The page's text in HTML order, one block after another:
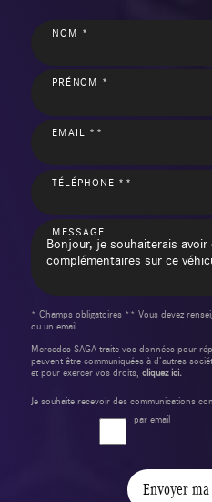
NOM *
PRÉNOM *
EMAIL **
TÉLÉPHONE **
MESSAGE
* Champs obligatoires ** Vous devez
ou un email
Mercedes SAGA traite vos données pour
peuvent être communiquées à d’autres
et pour exercer vos droits, cliquez ici.
Je souhaite recevoir des communications
par email
Envoyer